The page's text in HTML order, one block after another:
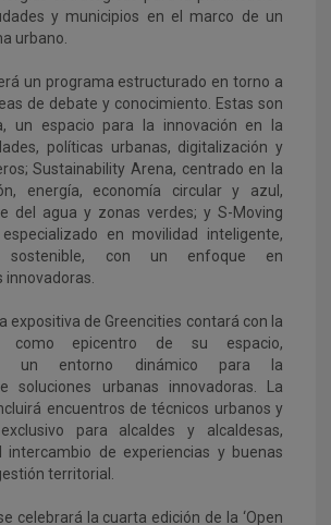
y municipios en el marco de un
urbano.
un programa estructurado en torno a
de debate y conocimiento. Estas son
un espacio para la innovación en la
políticas urbanas, digitalización y
Sustainability Arena, centrado en la
energía, economía circular y azul,
del agua y zonas verdes; y S-Moving
en movilidad inteligente,
sostenible, con un enfoque en
expositiva de Greencities contará con la
como epicentro de su espacio,
un entorno dinámico para la
soluciones urbanas innovadoras. La
encuentros de técnicos urbanos y
para alcaldes y alcaldesas,
intercambio de experiencias y buenas
territorial.
celebrará la cuarta edición de la ‘Open